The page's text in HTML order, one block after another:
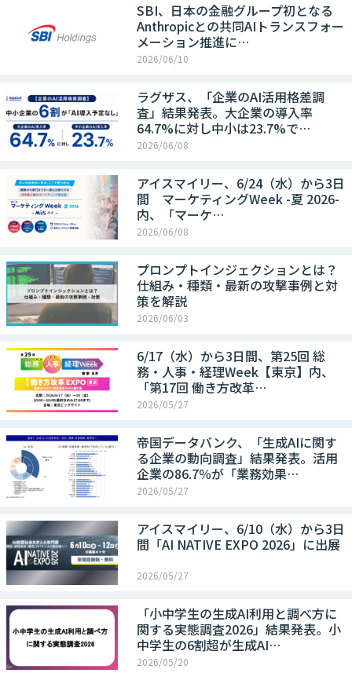
SBI、日本の金融グループ初となる
Anthropicとの共同AIトランスフォー
メーション推進に…
2026/06/10
ラグザス、「企業のAI活用格差調
査」結果発表。大企業の導入率
64.7%に対し中小は23.7%で…
2026/06/08
アイスマイリー、6/24（水）から3日
間 マーケティングWeek -夏 2026-
内、「マーケ…
2026/06/08
プロンプトインジェクションとは？
仕組み・種類・最新の攻撃事例と対
策を解説
2026/06/03
6/17（水）から3日間、第25回 総
務・人事・経理Week【東京】内、
「第17回 働き方改革…
2026/05/27
帝国データバンク、「生成AIに関す
る企業の動向調査」結果発表。活用
企業の86.7％が「業務効果…
2026/05/27
アイスマイリー、6/10（水）から3日
間「AI NATIVE EXPO 2026」に出展
2026/05/27
「小中学生の生成AI利用と調べ方に
関する実態調査2026」結果発表。小
中学生の6割超が生成AI…
2026/05/20